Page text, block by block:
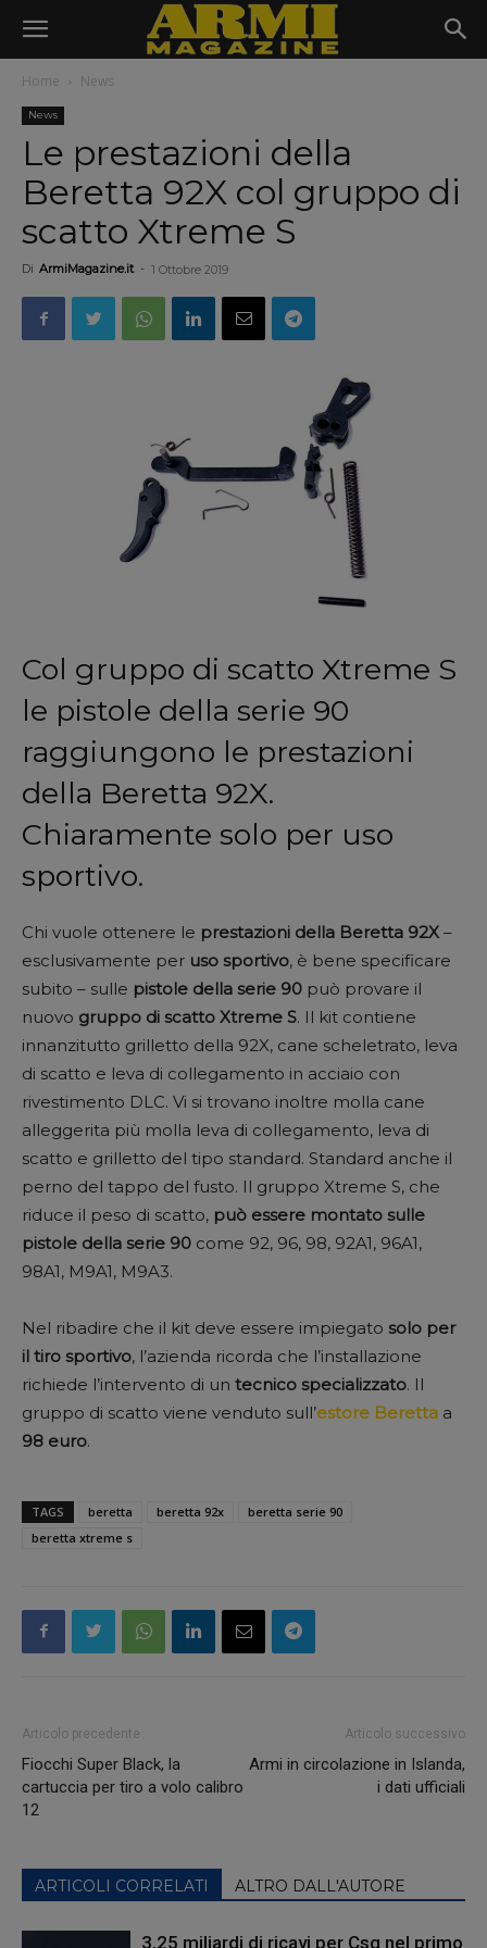
Home News
News
Le prestazioni della
Beretta 92X col gruppo di
scatto Xtreme S
Di ArmiMagazine.it - 1 Ottobre 2019
Col gruppo di scatto Xtreme S
le pistole della serie 90
raggiungono le prestazioni
della Beretta 92X.
Chiaramente solo per uso
sportivo.
Chi vuole ottenere le prestazioni della Beretta 92X –
esclusivamente per uso sportivo, è bene specificare
subito – sulle pistole della serie 90 può provare il
nuovo gruppo di scatto Xtreme S. Il kit contiene
innanzitutto grilletto della 92X, cane scheletrato, leva
di scatto e leva di collegamento in acciaio con
rivestimento DLC. Vi si trovano inoltre molla cane
alleggerita più molla leva di collegamento, leva di
scatto e grilletto del tipo standard. Standard anche il
perno del tappo del fusto. Il gruppo Xtreme S, che
riduce il peso di scatto, può essere montato sulle
pistole della serie 90 come 92, 96, 98, 92A1, 96A1,
98A1, M9A1, M9A3.
Nel ribadire che il kit deve essere impiegato solo per
il tiro sportivo, l’azienda ricorda che l’installazione
richiede l’intervento di un tecnico specializzato. Il
gruppo di scatto viene venduto sull’estore Beretta a
98 euro.
TAGS beretta beretta 92x
beretta serie 90
beretta xtreme s
Articolo precedente
Fiocchi Super Black, la
cartuccia per tiro a volo calibro
12
Articolo successivo
Armi in circolazione in Islanda,
i dati ufficiali
ARTICOLI CORRELATI ALTRO DALL'AUTORE
3,25 miliardi di ricavi per Csg nel primo